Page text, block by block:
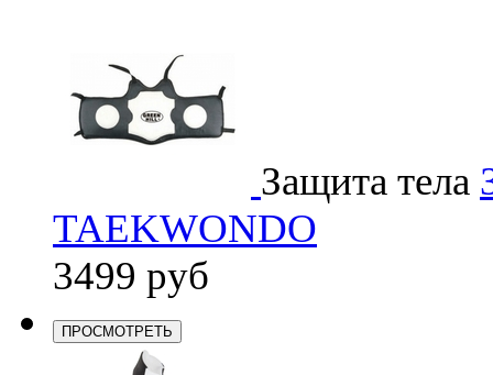
Защита тела
TAEKWONDO
3499 руб
ПРОСМОТРЕТЬ